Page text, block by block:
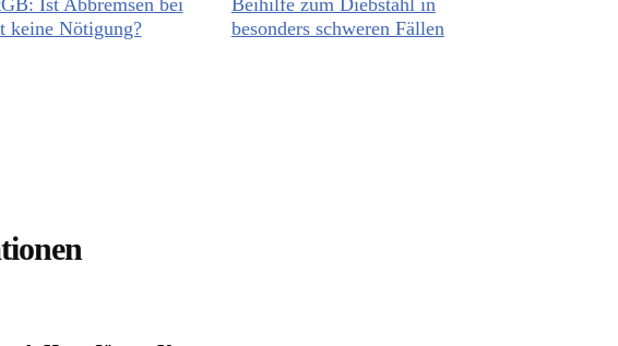
Ist Abbremsen bei
keine Nötigung?
Beihilfe zum Diebstahl in
besonders schweren Fällen